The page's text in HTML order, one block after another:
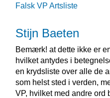
Falsk VP Artsliste
Stijn Baeten
Bemærk! at dette ikke er
hvilket antydes i
en krydsliste over alle de
som helst sted i verden,
VP, hvilket med andre ord